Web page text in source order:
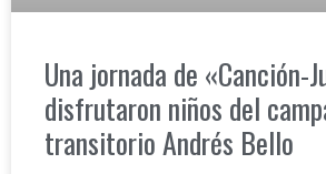
Una jornada de «Canción-
disfrutaron niños del
transitorio Andrés Bello